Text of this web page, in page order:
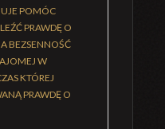
POMÓC
PRAWDĘ O
BEZSENNOŚĆ
W
KTÓREJ
PRAWDĘ O